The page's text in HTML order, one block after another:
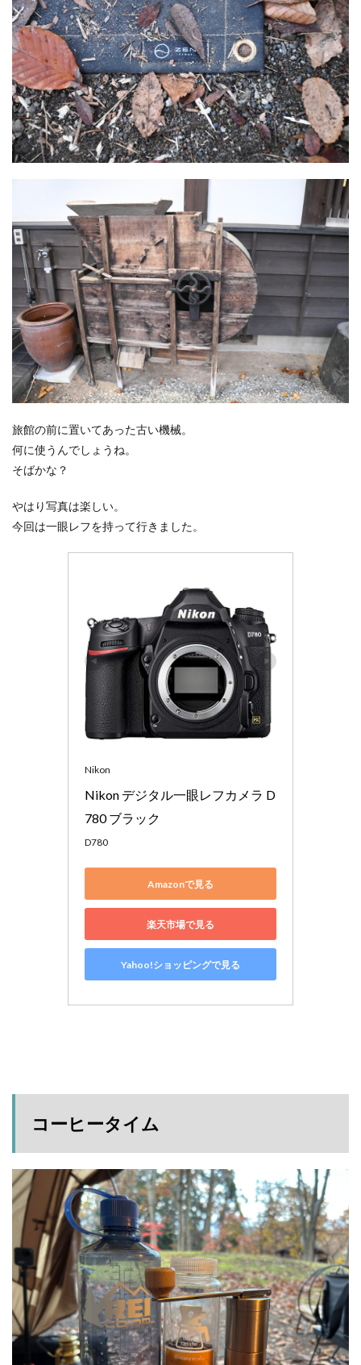
旅館の前に置いてあった古い機械。
何に使うんでしょうね。
そばかな？
やはり写真は楽しい。
今回は一眼レフを持って行きました。
Nikon
Nikon デジタル一眼レフカメラ D
780 ブラック
D780
Amazonで見る
楽天市場で見る
Yahoo!ショッピングで見る
コーヒータイム